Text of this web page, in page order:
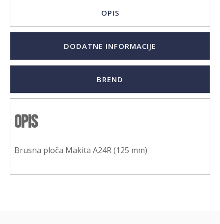
OPIS
DODATNE INFORMACIJE
BREND
Opis
Brusna ploča Makita A24R (125 mm)